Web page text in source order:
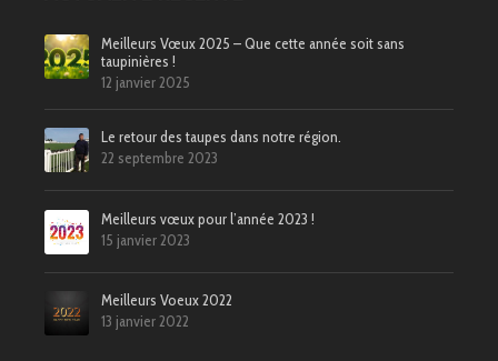
Meilleurs Vœux 2025 – Que cette année soit sans
taupinières !
12 janvier 2025
Le retour des taupes dans notre région.
22 septembre 2023
Meilleurs vœux pour l’année 2023 !
15 janvier 2023
Meilleurs Voeux 2022
13 janvier 2022